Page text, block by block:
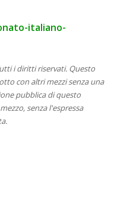
italiano-
i diritti riservati. Questo
con altri mezzi senza una
pubblica di questo
senza l'espressa